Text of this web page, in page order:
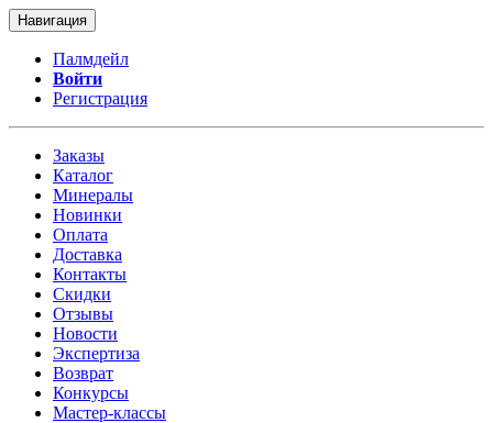
Навигация
Палмдейл
Войти
Регистрация
Заказы
Каталог
Минералы
Новинки
Оплата
Доставка
Контакты
Скидки
Отзывы
Новости
Экспертиза
Возврат
Конкурсы
Мастер-классы